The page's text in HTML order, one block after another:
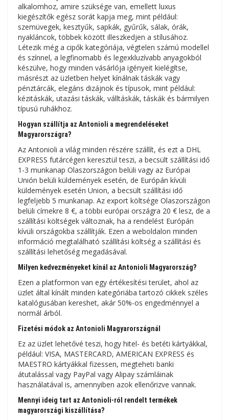
alkalomhoz, amire szüksége van, emellett luxus
kiegészítők egész sorát kapja meg, mint például:
szemüvegek, kesztyűk, sapkák, gyűrűk, sálak, órák,
nyakláncok, többek között illeszkedjen a stílusához.
Létezik még a cipők kategóriája, végtelen számú modellel
és színnel, a legfinomabb és legexkluzívabb anyagokból
készülve, hogy minden vásárlója igényeit kielégítse,
másrészt az üzletben helyet kínálnak táskák vagy
pénztárcák, elegáns dizájnok és típusok, mint például:
kézitáskák, utazási táskák, válltáskák, táskák és bármilyen
típusú ruhákhoz.
Hogyan szállítja az Antonioli a megrendeléseket
Magyarországra?
Az Antonioli a világ minden részére szállít, és ezt a DHL
EXPRESS futárcégen keresztül teszi, a becsült szállítási idő
1-3 munkanap Olaszországon belüli vagy az Európai
Unión belüli küldemények esetén, de Európán kívüli
küldemények esetén Union, a becsült szállítási idő
legfeljebb 5 munkanap. Az export költsége Olaszországon
belüli címekre 8 €, a többi európai országra 20 € lesz, de a
szállítási költségek változnak, ha a rendelést Európán
kívüli országokba szállítják. Ezen a weboldalon minden
információ megtalálható szállítási költség a szállítási és
szállítási lehetőség megadásával.
Milyen kedvezményeket kínál az Antonioli Magyarország?
Ezen a platformon van egy értékesítési terület, ahol az
üzlet által kínált minden kategóriába tartozó cikkek széles
katalógusában kereshet, akár 50%-os engedménnyel a
normál árból.
Fizetési módok az Antonioli Magyarországnál
Ez az üzlet lehetővé teszi, hogy hitel- és betéti kártyákkal,
például: VISA, MASTERCARD, AMERICAN EXPRESS és
MAESTRO kártyákkal fizessen, megteheti banki
átutalással vagy PayPal vagy Alipay számláinak
használatával is, amennyiben azok ellenőrizve vannak.
Mennyi ideig tart az Antonioli-ról rendelt termékek
magyarországi kiszállítása?